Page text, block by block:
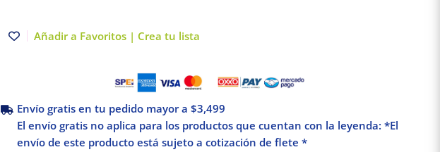
Zinc
Añadir a Favoritos | Crea tu lista
Envío gratis en tu pedido mayor a $3,499
El envío gratis no aplica para los productos que cuentan con la leyenda: *El
envío de este producto está sujeto a cotización de flete *